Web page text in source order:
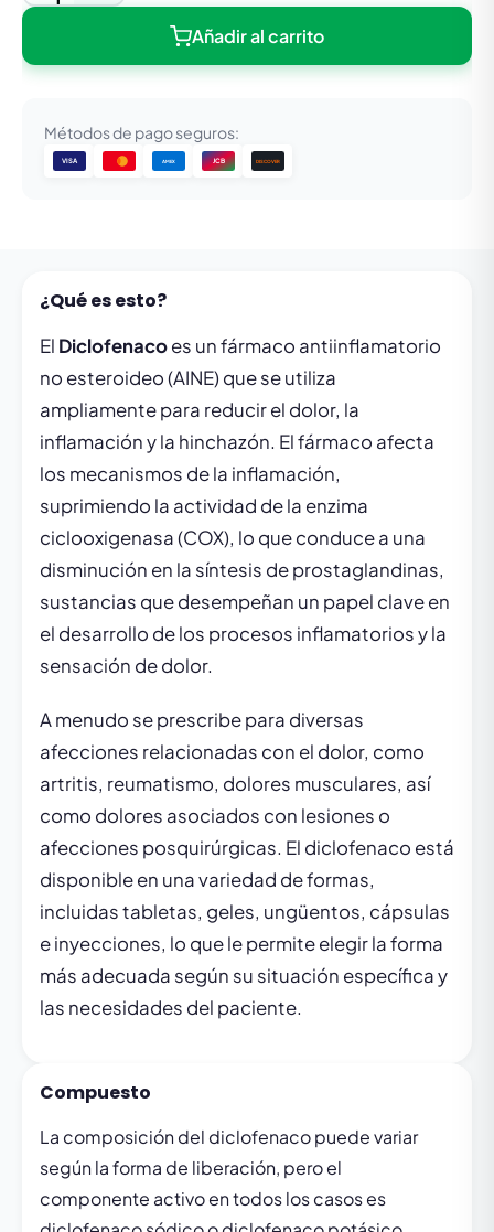
Añadir al carrito
Métodos de pago seguros:
VISA AMEX JCB DISCOVER
¿Qué es esto?
El Diclofenacoes un fármaco antiinflamatorio
no esteroideo (AINE) que se utiliza
ampliamente para reducir el dolor, la
inflamación y la hinchazón. El fármaco afecta
los mecanismos de la inflamación,
suprimiendo la actividad de la enzima
ciclooxigenasa (COX), lo que conduce a una
disminución en la síntesis de prostaglandinas,
sustancias que desempeñan un papel clave en
el desarrollo de los procesos inflamatorios y la
sensación de dolor.
A menudo se prescribe para diversas
afecciones relacionadas con el dolor, como
artritis, reumatismo, dolores musculares, así
como dolores asociados con lesiones o
afecciones posquirúrgicas. El diclofenaco está
disponible en una variedad de formas,
incluidas tabletas, geles, ungüentos, cápsulas
e inyecciones, lo que le permite elegir la forma
más adecuada según su situación específica y
las necesidades del paciente.
Compuesto
La composición del diclofenaco puede variar
según la forma de liberación, pero el
componente activo en todos los casos es